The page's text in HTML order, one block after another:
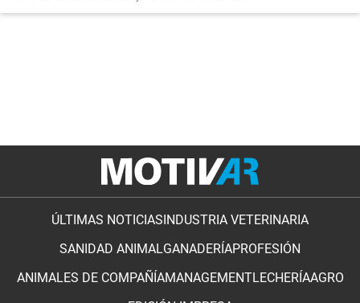
ÚLTIMAS NOTICIASINDUSTRIA VETERINARIA
SANIDAD ANIMALGANADERÍAPROFESIÓN
ANIMALES DE COMPAÑÍAMANAGEMENTLECHERÍAAGRO